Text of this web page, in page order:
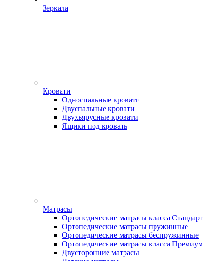
Зеркала
Кровати
Односпальные кровати
Двуспальные кровати
Двухъярусные кровати
Ящики под кровать
Матрасы
Ортопедические матрасы класса Стандарт
Ортопедические матрасы пружинные
Ортопедические матрасы беспружинные
Ортопедические матрасы класса Премиум
Двусторонние матрасы